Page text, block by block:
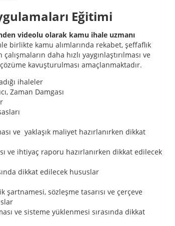
Eğitimi
videolu olarak kamu ihale uzmanı
birlikte kamu alımlarında rekabet, şeffaflık
daha hızlı yaygınlaştırılması ve
kavuşturulması amaçlanmaktadır.
ihaleler
Zaman Damgası
ve yaklaşık maliyet hazırlanırken dikkat
ve ihtiyaç raporu hazırlanırken dikkat edilecek
dikkat edilecek hususlar
sözleşme tasarısı ve çerçeve
ve sisteme yüklenmesi sırasında dikkat